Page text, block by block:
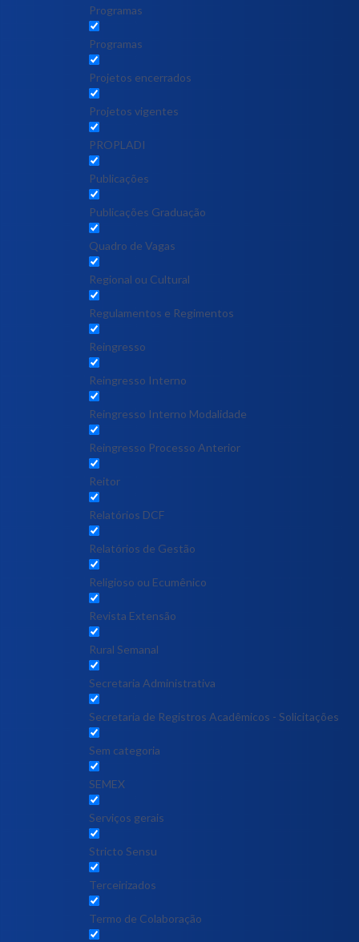
Programas
Programas
Projetos encerrados
Projetos vigentes
PROPLADI
Publicações
Publicações Graduação
Quadro de Vagas
Regional ou Cultural
Regulamentos e Regimentos
Reingresso
Reingresso Interno
Reingresso Interno Modalidade
Reingresso Processo Anterior
Reitor
Relatórios DCF
Relatórios de Gestão
Religioso ou Ecumênico
Revista Extensão
Rural Semanal
Secretaria Administrativa
Secretaria de Registros Acadêmicos - Solicitações
Sem categoria
SEMEX
Serviços gerais
Stricto Sensu
Terceirizados
Termo de Colaboração